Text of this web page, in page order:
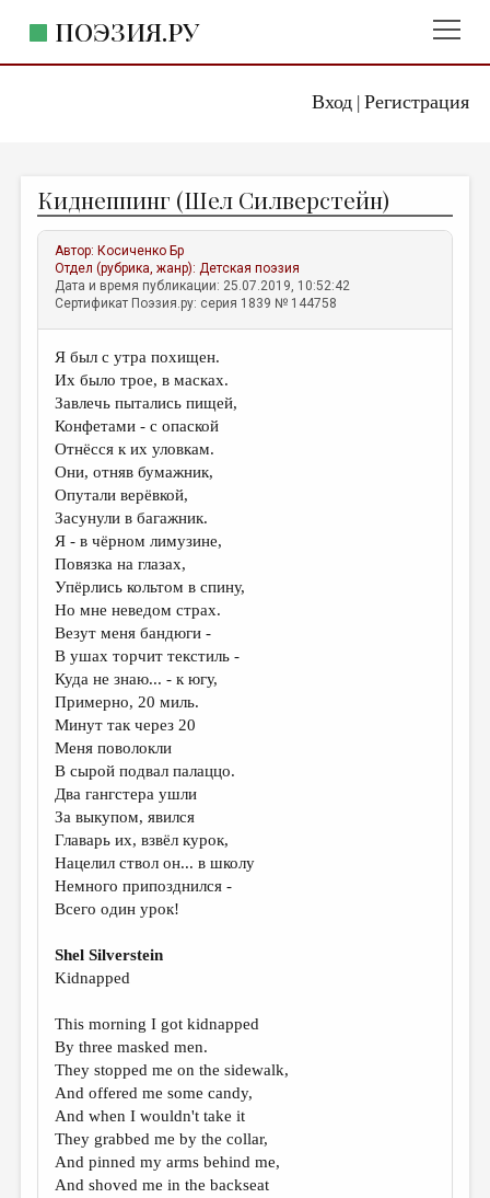
Вход| Регистрация
ПОЭЗИЯ.РУ
ЖАНРЫ
АВТОРЫ
КОММЕНТАРИИ
ЛИТСАЛОН
НОВОСТИ
ПРАВИЛА САЙТА
ОТДЕЛЫ И РУБРИКИ
ИЗБРАННОЕ
ДАЙДЖЕСТ
ПРОИЗВЕДЕНИЯ
ПЕРЕВОДЫ
КОНКУРСЫ
ДЕТСКАЯ КОМНАТА
КНИЖНАЯ ПОЛКА
ОБЗОР ЛИТЕРАТУРЫ
СТРАНИЦЫ ПАМЯТИ
ОБЪЯВЛЕНИЯ
КОЛОНКА РЕДАКТОРА
РЕДКОЛЛЕГИЯ
ОТ РЕДАКЦИИ
МАЛАЯ ПРОЗА
ЭССЕИСТИКА
ЛИТЕРАТУРОВЕДЕНИЕ
КУЛЬТУРОВЕДЕНИЕ
ПУБЛИЦИСТИКА
РЕЦЕНЗИРОВАНИЕ
Киднеппинг (Шел Силверстейн)
Автор: Косиченко Бр
Отдел (рубрика, жанр):Детская поэзия
Дата и время публикации: 25.07.2019, 10:52:42
Сертификат Поэзия.ру: серия 1839 № 144758
Я был с утра похищен.
Их было трое, в масках.
Завлечь пытались пищей,
Конфетами - с опаской
Отнёсся к их уловкам.
Они, отняв бумажник,
Опутали верёвкой,
Засунули в багажник.
Я - в чёрном лимузине,
Повязка на глазах,
Упёрлись кольтом в спину,
Но мне неведом страх.
Везут меня бандюги -
В ушах торчит текстиль -
Куда не знаю... - к югу,
Примерно, 20 миль.
Минут так через 20
Меня поволокли
В сырой подвал палаццо.
Два гангстера ушли
За выкупом, явился
Главарь их, взвёл курок,
Нацелил ствол он... в школу
Немного припозднился -
Всего один урок!
Shel Silverstein
Kidnapped
This morning I got kidnapped
By three masked men.
They stopped me on the sidewalk,
And offered me some candy,
And when I wouldn't take it
They grabbed me by the collar,
And pinned my arms behind me,
And shoved me in the backseat